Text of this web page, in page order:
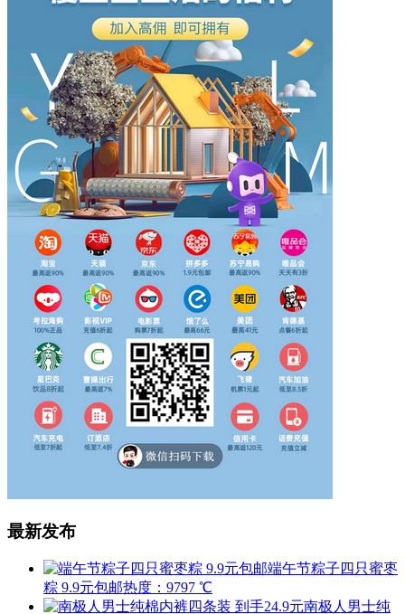
最新发布
端午节粽子四只蜜枣
粽 9.9元包邮热度：9797 ℃
南极人男士纯